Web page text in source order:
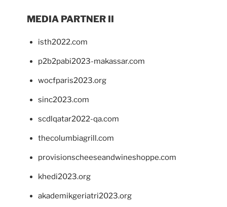
MEDIA PARTNER II
isth2022.com
p2b2pabi2023-makassar.com
wocfparis2023.org
sinc2023.com
scdlqatar2022-qa.com
thecolumbiagrill.com
provisionscheeseandwineshoppe.com
khedi2023.org
akademikgeriatri2023.org